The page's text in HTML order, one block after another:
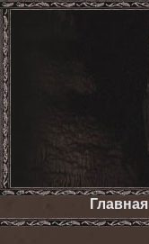
Главная